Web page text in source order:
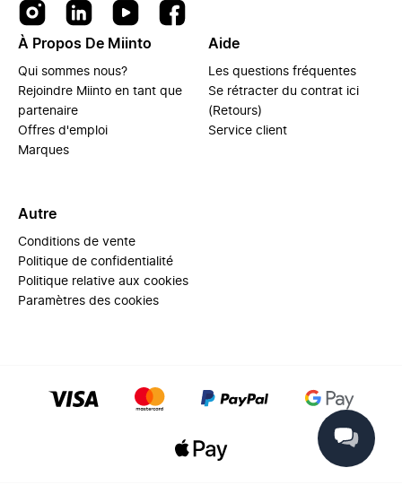
À Propos De Miinto
Qui sommes nous?
Rejoindre Miinto en tant que
partenaire
Offres d'emploi
Marques
Aide
Les questions fréquentes
Se rétracter du contrat ici
(Retours)
Service client
Autre
Conditions de vente
Politique de confidentialité
Politique relative aux cookies
Paramètres des cookies